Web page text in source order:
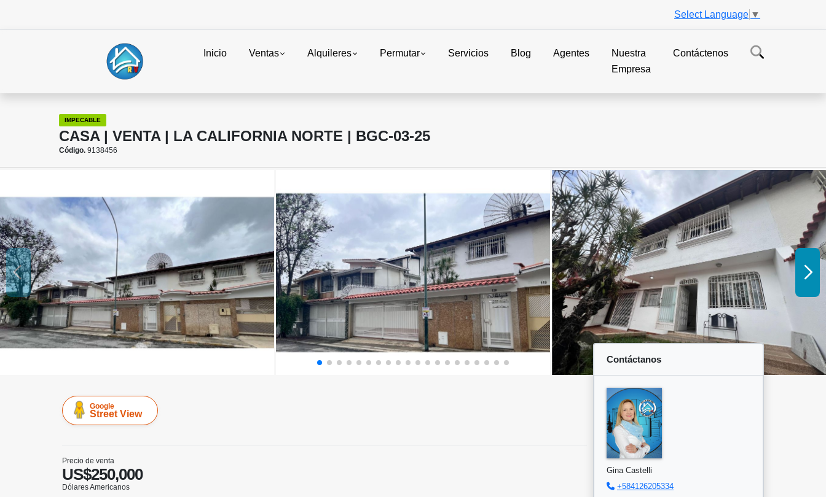
Select Language ▼
Inicio Ventas Alquileres Permutar Servicios Blog Agentes
Nuestra
Empresa
Contáctenos
IMPECABLE
CASA | VENTA | LA CALIFORNIA NORTE | BGC-03-25
Código. 9138456
Google
Street View
Precio de venta
US$250,000
Dólares Americanos
Contáctanos
Gina Castelli
+584126205334